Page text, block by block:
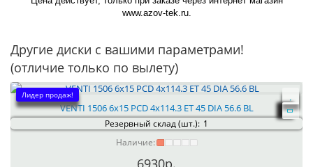
www.azov-tek.ru.
Другие диски с вашими параметрами!
(отличие только по вылету)
Лидер продаж!
VENTI 1506 6x15 PCD 4x114.3 ET 45 DIA 56.6 BL
Резервный склад (шт.): 1
Наличие:
6930р.